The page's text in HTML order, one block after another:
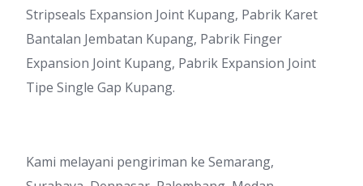
Stripseals Expansion Joint Kupang, Pabrik Karet
Bantalan Jembatan Kupang, Pabrik Finger
Expansion Joint Kupang, Pabrik Expansion Joint
Tipe Single Gap Kupang.
Kami melayani pengiriman ke Semarang,